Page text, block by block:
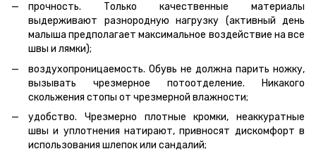
прочность. Только качественные материалы
выдерживают разнородную нагрузку (активный день
малыша предполагает максимальное воздействие на все
швы и лямки);
воздухопроницаемость. Обувь не должна парить ножку,
вызывать чрезмерное потоотделение. Никакого
скольжения стопы от чрезмерной влажности;
удобство. Чрезмерно плотные кромки, неаккуратные
швы и уплотнения натирают, привносят дискомфорт в
использования шлепок или сандалий;